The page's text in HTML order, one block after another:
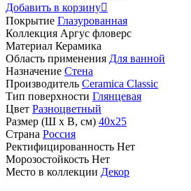
Добавить в корзину
Покрытие Глазурованная
Коллекция Аргус фловерс
Материал Керамика
Область применения Для ванной
Назначение Стена
Производитель Ceramica Classic
Тип поверхности Глянцевая
Цвет Разноцветный
Размер (Ш х В, см) 40х25
Страна Россия
Ректифицированность Нет
Морозостойкость Нет
Место в коллекции Декор